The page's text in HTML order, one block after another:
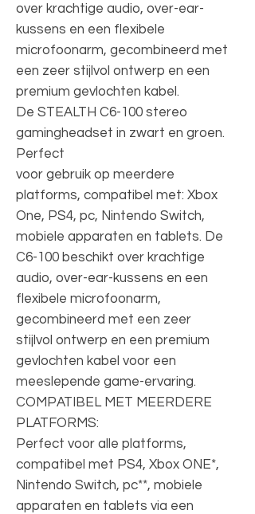
over krachtige audio, over-ear-
kussens en een flexibele
microfoonarm, gecombineerd met
een zeer stijlvol ontwerp en een
premium gevlochten kabel.
De STEALTH C6-100 stereo
gamingheadset in zwart en groen.
Perfect
voor gebruik op meerdere
platforms, compatibel met: Xbox
One, PS4, pc, Nintendo Switch,
mobiele apparaten en tablets. De
C6-100 beschikt over krachtige
audio, over-ear-kussens en een
flexibele microfoonarm,
gecombineerd met een zeer
stijlvol ontwerp en een premium
gevlochten kabel voor een
meeslepende game-ervaring.
COMPATIBEL MET MEERDERE
PLATFORMS:
Perfect voor alle platforms,
compatibel met PS4, Xbox ONE*,
Nintendo Switch, pc**, mobiele
apparaten en tablets via een